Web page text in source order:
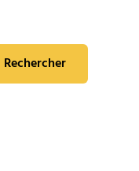
Rechercher